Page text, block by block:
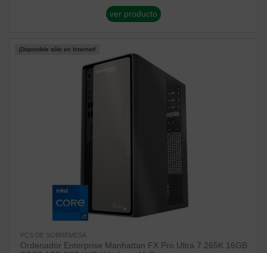
ver producto
¡Disponible sólo en Internet!
PCS DE SOBREMESA
Ordenador Enterprise Manhattan FX Pro Ultra 7 265K 16GB